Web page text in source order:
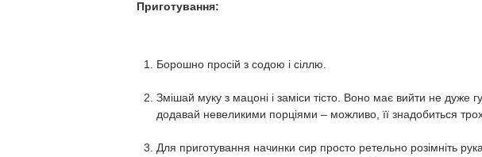
Приготування:
Борошно просій з содою і сіллю.
Змішай муку з мацоні і заміси тісто. Воно має вийти не дуже
додавай невеликими порціями – можливо, її знадобиться
Для приготування начинки сир просто ретельно розімніть